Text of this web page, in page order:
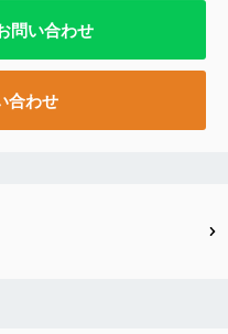
問い合わせ
合わせ